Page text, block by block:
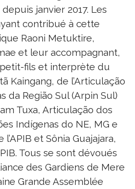
janvier 2017. Les
contribué à cette
Raoni Metuktire,
et leur accompagnant,
fils et interprète du
Kaingang, de l’Articulação
da Região Sul (Arpin Sul)
Tuxa, Articulação dos
Indígenas do NE, MG e
l’APIB et Sônia Guajajara,
Tous se sont dévoués
des Gardiens de Mere
Grande Assemblée